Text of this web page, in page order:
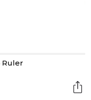
Ruler